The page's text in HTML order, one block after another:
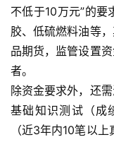
不低于10万元”的
胶、低硫燃料油等
品期货，监管设置
者。
除资金要求外，还
基础知识测试（成
（近3年内10笔以